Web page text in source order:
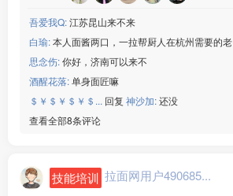
吾爱我Q:江苏昆山来不来
白瑜:本人面酱两口，一拉帮厨人在杭州需要的老
思念伤:你好，济南可以来不
酒醒花落:单身面匠嘛
＄￥＄￥＄￥＄... 回复 神沙加:还没
查看全部8条评论
技能培训 拉面网用户490685...